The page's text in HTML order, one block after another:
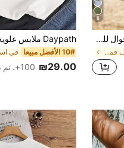
8
ملابس علوية بدون أكمام كاجوال للرجال بطبعة شجرة جوز الهند والحروف، ملابس شاطئ
في طباعة حرف قمصان رجالية بدون أكمام 10# الأفضل مبيعا
₪29.00 100+. تم بيع